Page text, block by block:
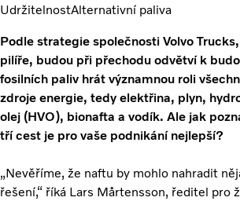
UdržitelnostAlternativní paliva
Podle strategie společnosti Volvo
pilíře, budou při přechodu odvětví k
fosilních paliv hrát významnou roli
zdroje energie, tedy elektřina, plyn,
olej (HVO), bionafta a vodík. Ale jak
tří cest je pro vaše podnikání nejlepší?
„Nevěříme, že naftu by mohlo nahradit
řešení,“ říká Lars Mårtensson, ředitel pro